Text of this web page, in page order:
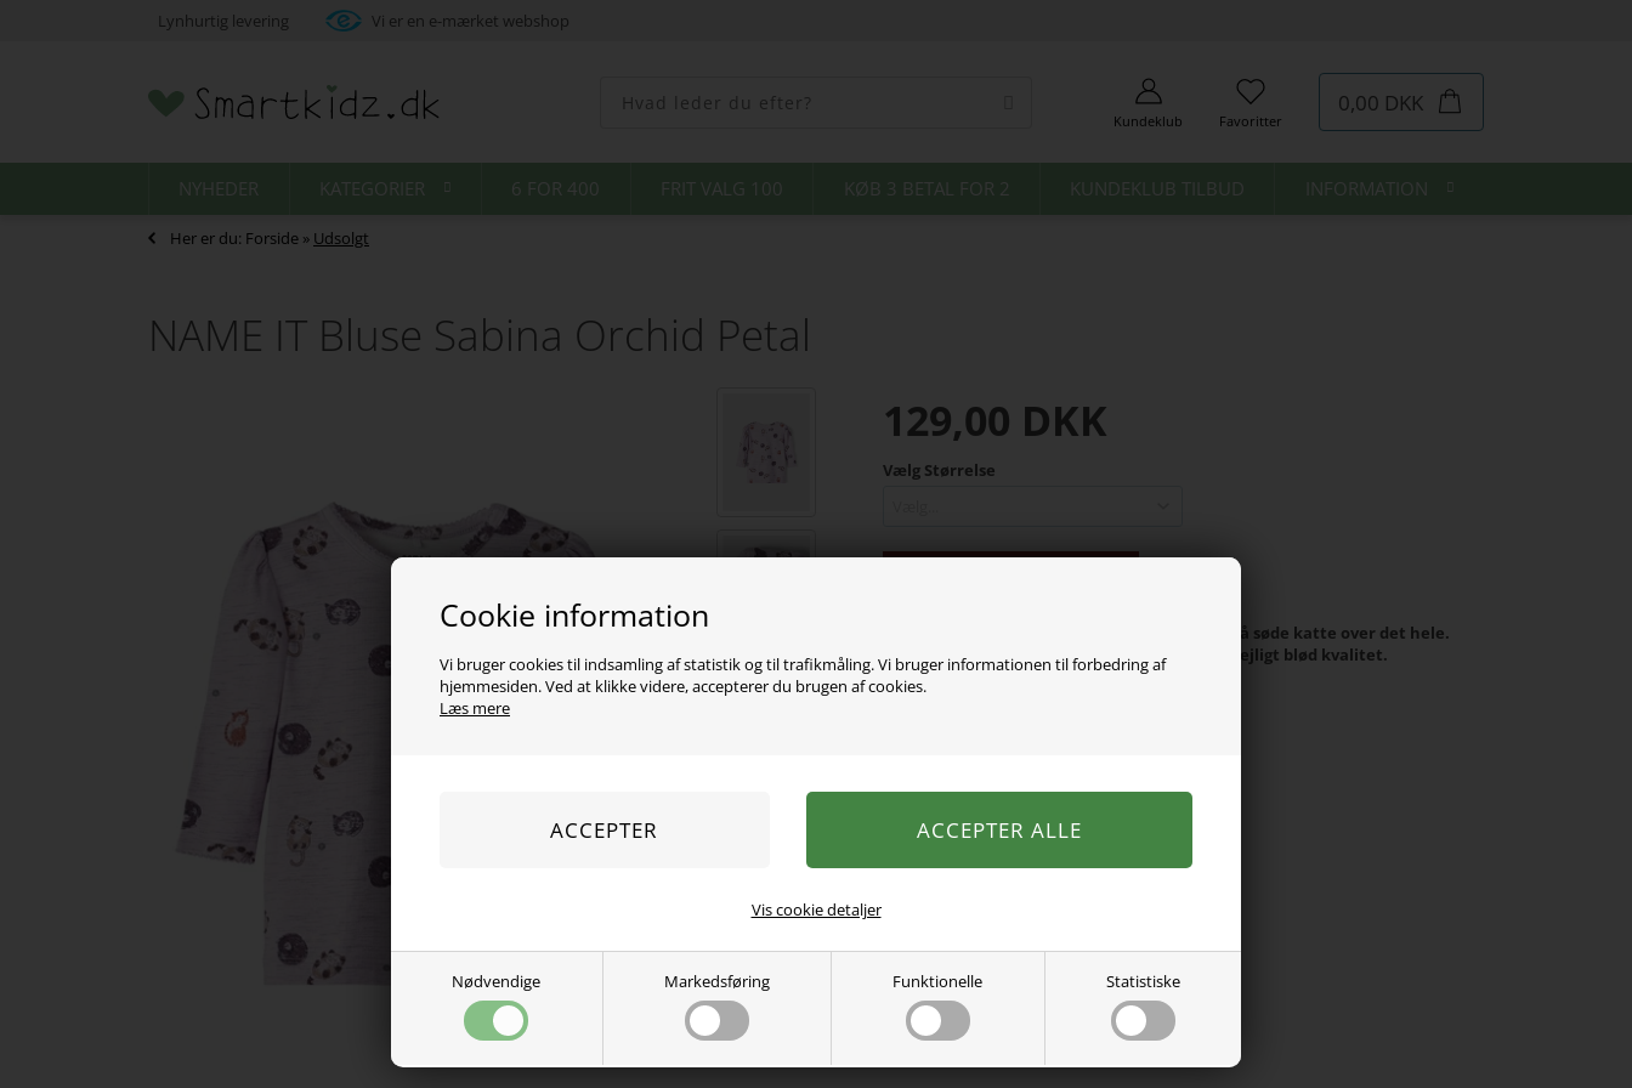
Cookie information
Vi bruger cookies til indsamling af statistik og til trafikmåling. Vi bruger informationen til forbedring af
hjemmesiden. Ved at klikke videre, accepterer du brugen af cookies.
Læs mere
Nødvendige Markedsføring Funktionelle Statistiske
Vis cookie detaljer
Lynhurtig levering Vi er en e-mærket webshop
Kundeklub Favoritter
0,00 DKK
NYHEDER KATEGORIER 6 FOR 400 FRIT VALG 100 KØB 3 BETAL FOR 2 KUNDEKLUB TILBUD INFORMATION
Her er du: Forside » Udsolgt
NAME IT Bluse Sabina Orchid Petal
129,00 DKK
Vælg Størrelse
Super skøn bluse fra Name It med print af små søde katte over det hele.
Rund hals og trykknap ved venstre skulder. Dejligt blød kvalitet.
95% økologisk bomuld, 5% elastan.